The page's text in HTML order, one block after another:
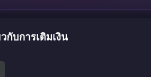
กับการเติมเงิน